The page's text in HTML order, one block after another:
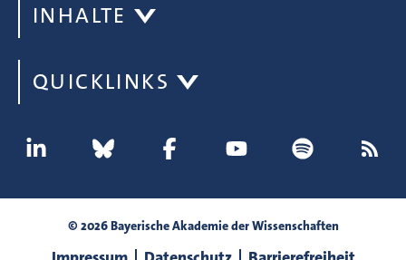
INHALTE
QUICKLINKS
© 2026 Bayerische Akademie der Wissenschaften